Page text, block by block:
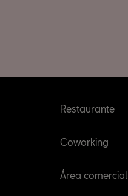
Restaurante
Coworking
Área comercial